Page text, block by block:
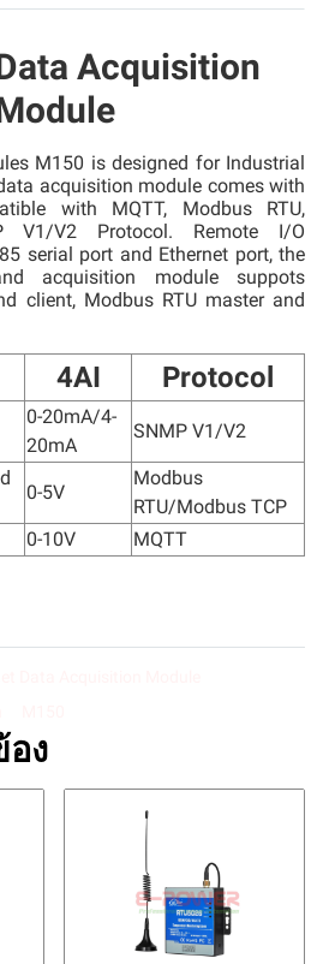
Acquisition
M150 is designed for Industrial
acquisition module comes with
with MQTT, Modbus RTU,
V1/V2 Protocol. Remote I/O
serial port and Ethernet port, the
acquisition module suppots
client, Modbus RTU master and
4AI Protocol
0-20mA/4-
20mA
SNMP V1/V2
0-5V
Modbus
RTU/Modbus TCP
0-10V MQTT
ง